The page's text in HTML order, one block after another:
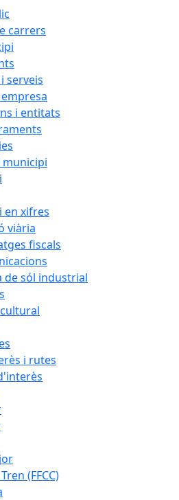
carrers
serveis
i entitats
en xifres
viària
fiscals
de sól industrial
i rutes
(FFCC)